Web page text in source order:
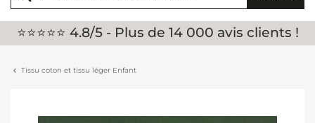
⭐⭐⭐⭐⭐ 4.8/5 - Plus de 14 000 avis clients !
Tissu coton et tissu léger Enfant